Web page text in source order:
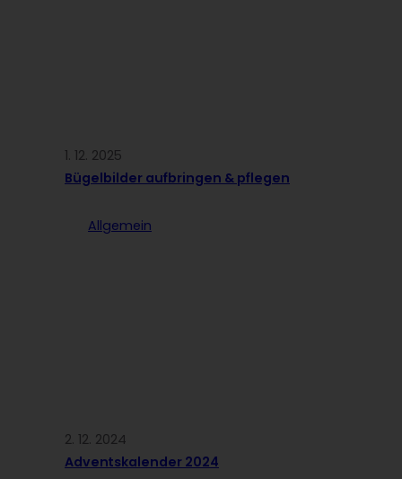
1. 12. 2025
Bügelbilder aufbringen & pflegen
Allgemein
2. 12. 2024
Adventskalender 2024